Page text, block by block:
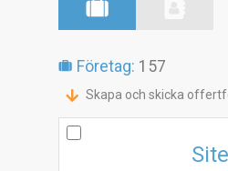
Företag: 157
Skapa och skicka